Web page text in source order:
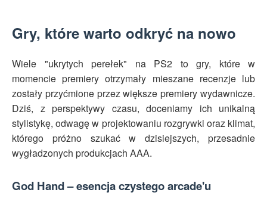
Gry, które warto odkryć na nowo
Wiele "ukrytych perełek" na PS2 to gry, które w
momencie premiery otrzymały mieszane recenzje lub
zostały przyćmione przez większe premiery wydawnicze.
Dziś, z perspektywy czasu, doceniamy ich unikalną
stylistykę, odwagę w projektowaniu rozgrywki oraz klimat,
którego próżno szukać w dzisiejszych, przesadnie
wygładzonych produkcjach AAA.
God Hand – esencja czystego arcade'u